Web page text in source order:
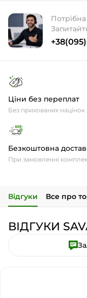
Потрібна
Ціни без переплат
Без прихованих націнок
Безкоштовна
При замовленні
Відгуки Все про
ВІДГУКИ